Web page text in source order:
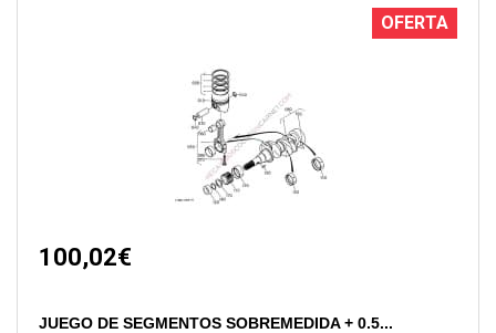
OFERTA
100,02€
JUEGO DE SEGMENTOS SOBREMEDIDA + 0.5...